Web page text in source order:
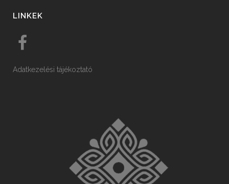
LINKEK
Adatkezelési tájékoztató